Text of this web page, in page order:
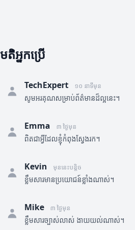
មតិអ្នកប្រើ
TechExpert ១០ នាទីមុន
សូមអរគុណសម្រាប់ព័ត៌មានដ៏ល្អនេះ។
Emma ៣ ថ្ងៃមុន
ពិតជាអ្វីដែលខ្ញុំកំពុងស្វែងរក។
Kevin មុននេះបន្តិច
ខ្លឹមសារមានប្រយោជន៍ខ្លាំងណាស់។
Mike ៣ ថ្ងៃមុន
ខ្លឹមសារច្បាស់លាស់ ងាយយល់ណាស់។